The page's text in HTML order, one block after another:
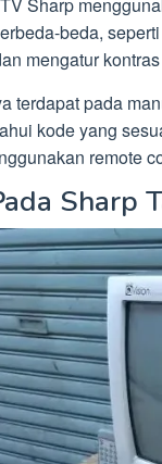
beda,
mengatur
terdapat pada
kode yang
remote
Sharp